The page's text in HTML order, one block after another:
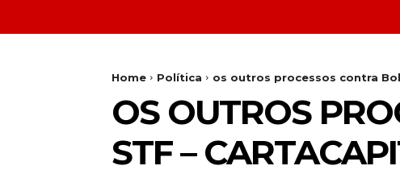
Home Política os outros processos contra
OS OUTROS
STF –